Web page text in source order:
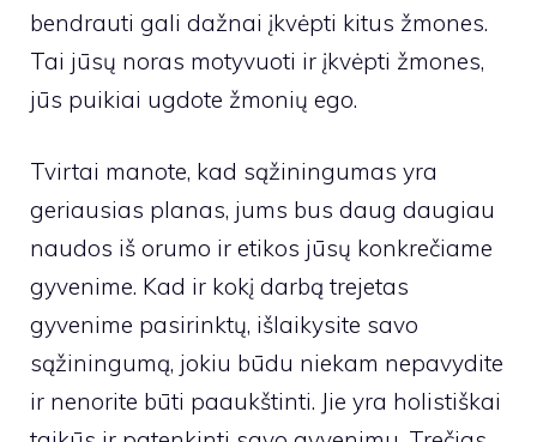
bendrauti gali dažnai įkvėpti kitus žmones.
Tai jūsų noras motyvuoti ir įkvėpti žmones,
jūs puikiai ugdote žmonių ego.
Tvirtai manote, kad sąžiningumas yra
geriausias planas, jums bus daug daugiau
naudos iš orumo ir etikos jūsų konkrečiame
gyvenime. Kad ir kokį darbą trejetas
gyvenime pasirinktų, išlaikysite savo
sąžiningumą, jokiu būdu niekam nepavydite
ir nenorite būti paaukštinti. Jie yra holistiškai